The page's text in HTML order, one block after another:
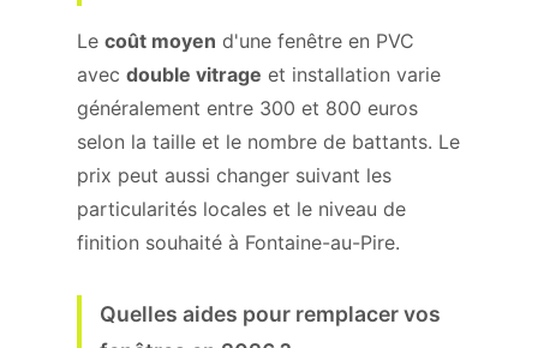
Le coût moyen d'une fenêtre en PVC
avec double vitrage et installation varie
généralement entre 300 et 800 euros
selon la taille et le nombre de battants. Le
prix peut aussi changer suivant les
particularités locales et le niveau de
finition souhaité à Fontaine-au-Pire.
Quelles aides pour remplacer vos